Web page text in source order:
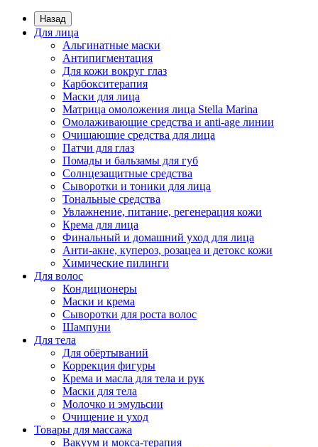
Назад
Для лица
Альгинатные маски
Антипигментация
Для кожи вокруг глаз
Карбокситерапия
Маски для лица
Матрица омоложения лица Stella Marina
Омолаживающие средства и anti-age линии
Очищающие средства для лица
Патчи для глаз
Помады и бальзамы для губ
Солнцезащитные средства
Сыворотки и тоники для лица
Тональные средства
Увлажнение, питание, регенерация кожи
Крема для лица
Финальный и домашний уход для лица
Анти-акне, купероз, розацеа и детокс кожи
Химические пилинги
Для волос
Кондиционеры
Маски и крема
Сыворотки для роста волос
Шампуни
Для тела
Для обёртываний
Коррекция фигуры
Крема и масла для тела и рук
Маски для тела
Молочко и эмульсии
Очищение и уход
Товары для массажа
Вакуум и мокса-терапия